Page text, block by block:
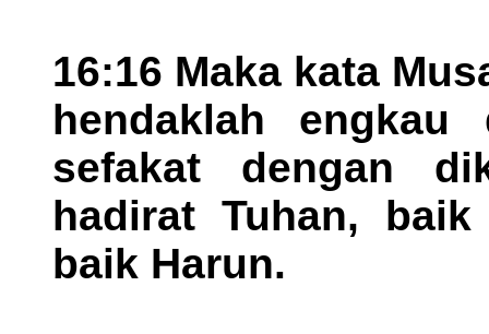
16:16 Maka kata
hendaklah
sefakat dengan
hadirat Tuhan,
baik Harun.